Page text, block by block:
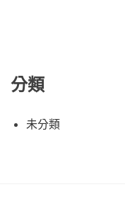
分類
未分類